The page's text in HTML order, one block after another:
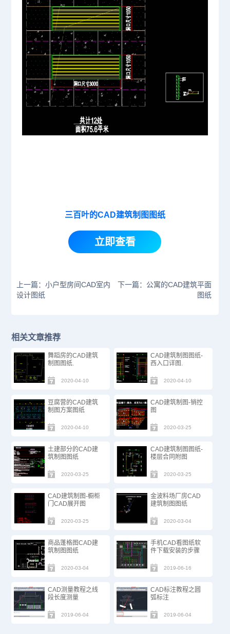
三百叶的CAD建筑制图图纸
立即查看
上一篇：小户型房间CAD室内
设计图纸
下一篇：公寓的CAD建筑平面
图纸
相关文章推荐
舞蹈房的CAD建筑
制图图纸.
2020-04-10
CAD建筑制图图纸-
西入口详图.
2020-04-10
豆腐营的CAD建筑
制图方案图纸
2020-04-10
CAD建筑制图-销控
图
2020-03-25
土建部分的CAD建
筑制图图纸
2020-03-25
CAD建筑制图图纸-
楼层合同附图
2020-03-25
CAD建筑制图-橱柜
门CAD展开图
2020-03-25
金波料场厂房CAD
建筑制图图纸
2020-03-04
商品蓬格图CAD建
筑制图图纸
2020-03-04
手机CAD看图纸软
件下载安装的步骤
2019-06-16
CAD测量教程之线
段长度测量
2019-06-04
CAD标注教程之圆
弧标注
2019-06-04